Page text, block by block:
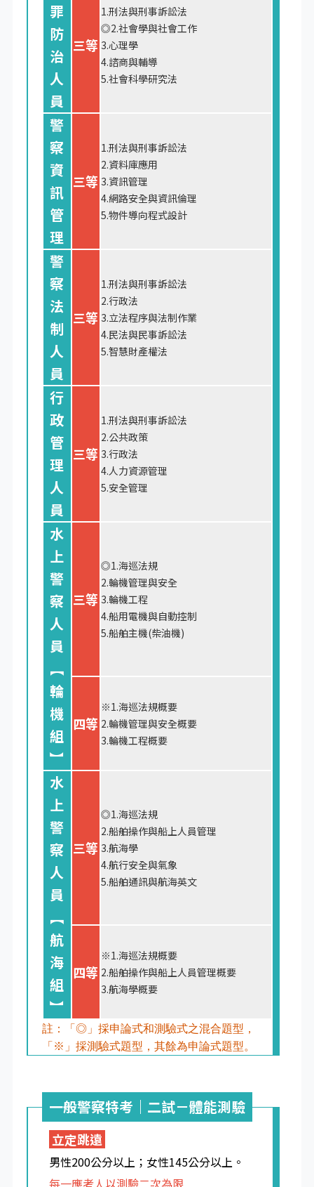
罪
防
治
人
員
三等
1.刑法與刑事訴訟法
◎2.社會學與社會工作
3.心理學
4.諮商與輔導
5.社會科學研究法
警
察
資
訊
管
理
三等
1.刑法與刑事訴訟法
2.資料庫應用
3.資訊管理
4.網路安全與資訊倫理
5.物件導向程式設計
警
察
法
制
人
員
三等
1.刑法與刑事訴訟法
2.行政法
3.立法程序與法制作業
4.民法與民事訴訟法
5.智慧財產權法
行
政
管
理
人
員
三等
1.刑法與刑事訴訟法
2.公共政策
3.行政法
4.人力資源管理
5.安全管理
水
上
警
察
人
員
︻
輪
機
組
︼
三等
◎1.海巡法規
2.輪機管理與安全
3.輪機工程
4.船用電機與自動控制
5.船舶主機(柴油機)
四等
※1.海巡法規概要
2.輪機管理與安全概要
3.輪機工程概要
水
上
警
察
人
員
︻
航
海
組
︼
三等
◎1.海巡法規
2.船舶操作與船上人員管理
3.航海學
4.航行安全與氣象
5.船舶通訊與航海英文
四等
※1.海巡法規概要
2.船舶操作與船上人員管理概要
3.航海學概要
註：「◎」採申論式和測驗式之混合題型，
「※」採測驗式題型，其餘為申論式題型。
一般警察特考｜二試－體能測驗
立定跳遠
男性200公分以上；女性145公分以上。